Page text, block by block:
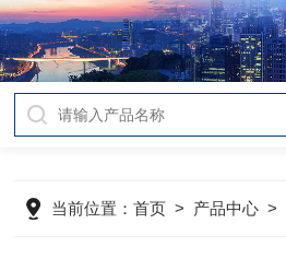
当前位置：首页 > 产品中心 >